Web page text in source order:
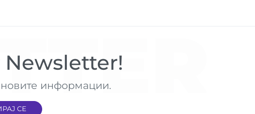
информации.
СЕ